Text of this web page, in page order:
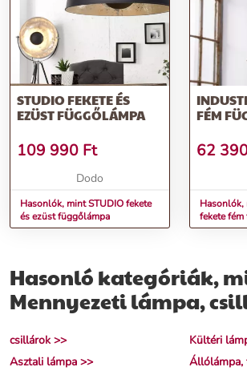
STUDIO FEKETE ÉS
EZÜST FÜGGŐLÁMPA
109 990 Ft
Dodo
Hasonlók, mint STUDIO fekete
és ezüst függőlámpa
FÉM
62
Hasonlók,
fekete
Hasonló kategóriák,
Mennyezeti lámpa,
csillárok >>
Kültéri
Asztali lámpa >>
Állólámpa,